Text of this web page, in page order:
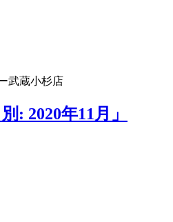
武蔵小杉店
2020年11月」